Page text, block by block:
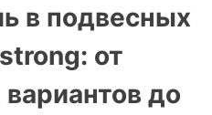
в подвесных
от
до